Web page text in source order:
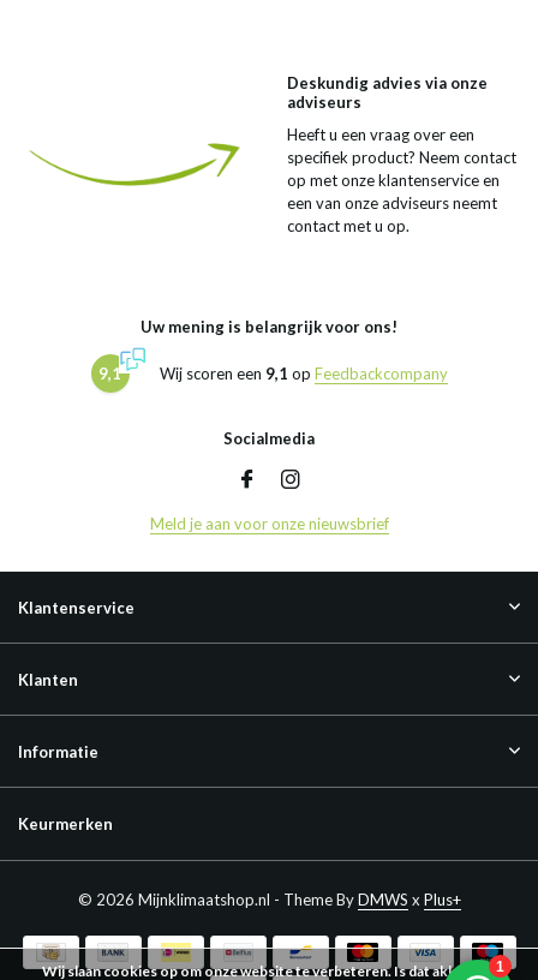
Deskundig advies via onze
adviseurs
Heeft u een vraag over een
specifiek product? Neem contact
op met onze klantenservice en
een van onze adviseurs neemt
contact met u op.
Uw mening is belangrijk voor ons!
9,1 Wij scoren een 9,1 op Feedbackcompany
Socialmedia
Meld je aan voor onze nieuwsbrief
Klantenservice
Klanten
Informatie
Keurmerken
© 2026 Mijnklimaatshop.nl - Theme ByDMWS x Plus+
Wij slaan cookies op om onze website te verbeteren. Is dat akkoord?